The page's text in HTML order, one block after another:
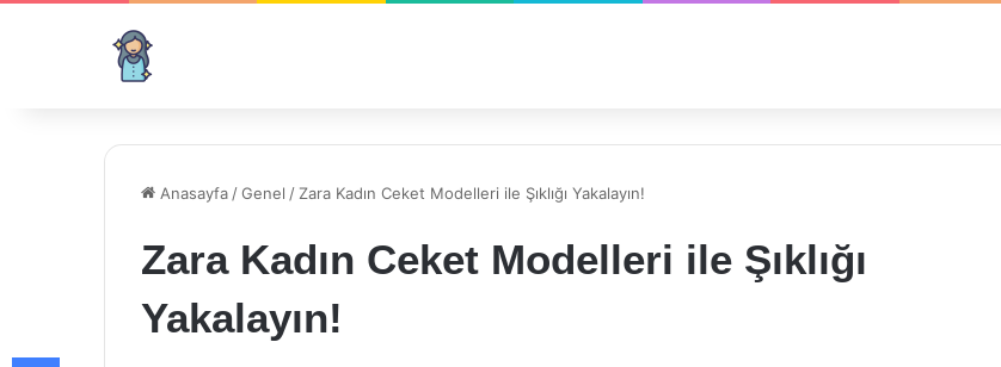
Anasayfa /Genel / Zara Kadın Ceket Modelleri ile Şıklığı Yakalayın!
Zara Kadın Ceket Modelleri ile Şıklığı
Yakalayın!
Facebook